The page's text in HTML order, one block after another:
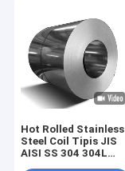
Hot Rolled Stainless
Steel Coil Tipis JIS
AISI SS 304 304L